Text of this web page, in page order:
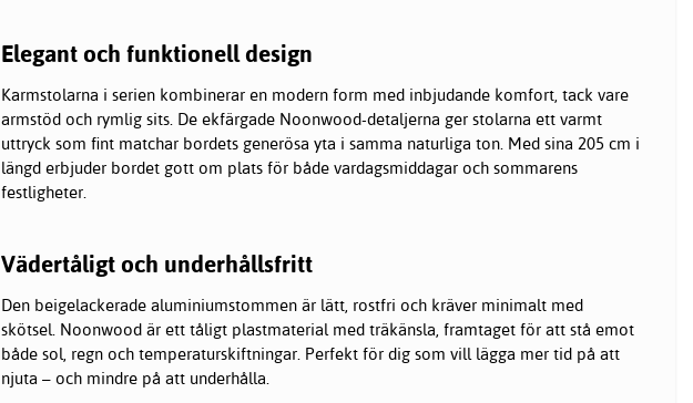
Elegant och funktionell design
Karmstolarna i serien kombinerar en modern form med inbjudande komfort, tack vare
armstöd och rymlig sits. De ekfärgade Noonwood-detaljerna ger stolarna ett varmt
uttryck som fint matchar bordets generösa yta i samma naturliga ton. Med sina 205 cm i
längd erbjuder bordet gott om plats för både vardagsmiddagar och sommarens
festligheter.
Vädertåligt och underhållsfritt
Den beigelackerade aluminiumstommen är lätt, rostfri och kräver minimalt med
skötsel. Noonwood är ett tåligt plastmaterial med träkänsla, framtaget för att stå emot
både sol, regn och temperaturskiftningar. Perfekt för dig som vill lägga mer tid på att
njuta – och mindre på att underhålla.